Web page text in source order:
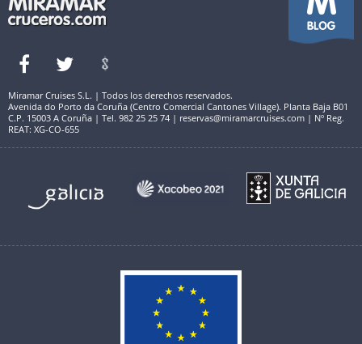
Miramar Cruises S.L. | Todos los derechos reservados.
Avenida do Porto da Coruña (Centro Comercial Cantones Village). Planta Baja B01
C.P. 15003 A Coruña | Tel. 982 25 25 74 | reservas@miramarcruises.com | Nº Reg.
REAT: XG-CO-655